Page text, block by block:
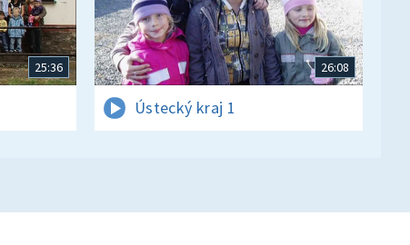
25:36 26:08
Ústecký kraj 1